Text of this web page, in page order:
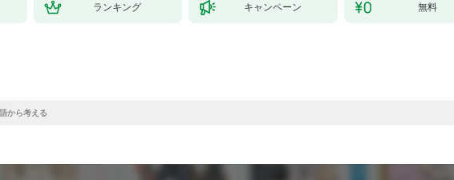
ランキング キャンペーン 無料
から考える